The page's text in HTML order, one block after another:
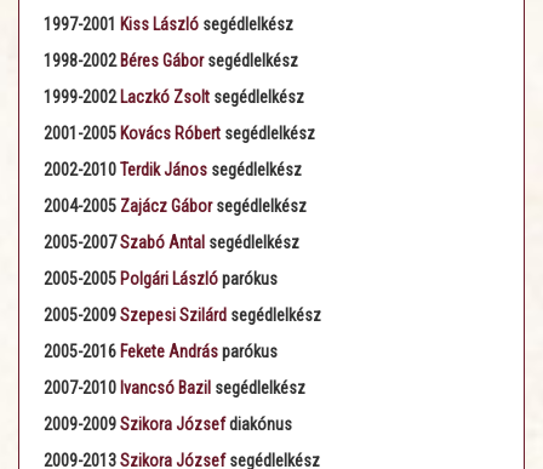
1997-2001 Kiss László segédlelkész
1998-2002 Béres Gáborsegédlelkész
1999-2002 Laczkó Zsolt segédlelkész
2001-2005 Kovács Róbert segédlelkész
2002-2010Terdik János segédlelkész
2004-2005 Zajácz Gáborsegédlelkész
2005-2007Szabó Antal segédlelkész
2005-2005 Polgári Lászlóparókus
2005-2009Szepesi Szilárd segédlelkész
2005-2016 Fekete Andrásparókus
2007-2010 Ivancsó Bazil segédlelkész
2009-2009Szikora Józsefdiakónus
2009-2013Szikora Józsefsegédlelkész